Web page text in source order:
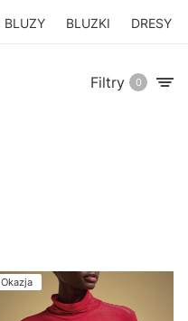
BLUZY BLUZKI DRESY
Filtry 0
Okazja